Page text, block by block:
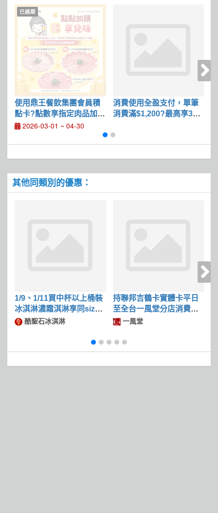
已過期
使用鼎王餐飲集團會員積
點卡?點數享指定肉品加購
優惠2026-03-01 ~ 04-30
消費使用全盈支付，單筆
消費滿$1,200?最高享3
其他同類別的優惠：
1/9、1/11買中杯以上桶裝
冰淇淋濃霜淇淋享同size
冰淇淋第二件50
酷聖石冰淇淋
持聯邦吉鶴卡實體卡平日
至全台一風堂分店消費滿
$600可現折$50
一風堂